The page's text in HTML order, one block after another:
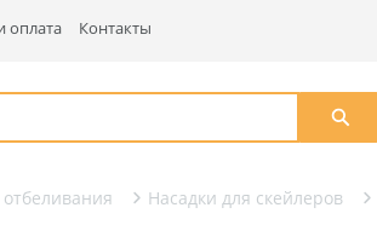
оплата Контакты
Насадки для скейлеров